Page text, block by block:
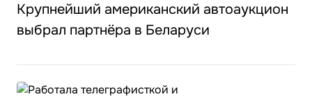
Крупнейший американский автоаукцион
выбрал партнёра в Беларуси